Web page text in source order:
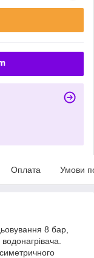
Оплата Умови
8 бар,